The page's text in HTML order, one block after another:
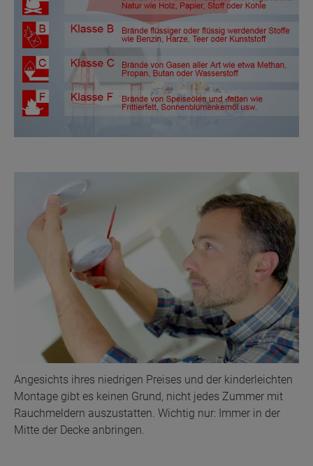
Angesichts ihres niedrigen Preises und der kinderleichten
Montage gibt es keinen Grund, nicht jedes Zummer mit
Rauchmeldern auszustatten. Wichtig nur: Immer in der
Mitte der Decke anbringen.